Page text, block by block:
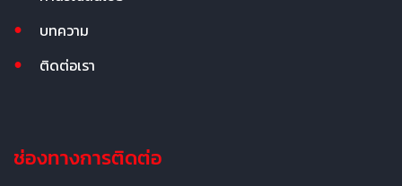
บทความ
ติดต่อเรา
ช่องทางการติดต่อ